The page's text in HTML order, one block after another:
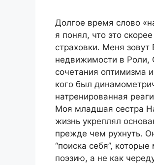
Долгое время слово
я понял, что это
страховки. Меня
недвижимости в Роли,
сочетания оптимизма
кого был
натренированная
Моя младшая сестра
жизнь укреплял
прежде чем рухнуть.
“поиска себя”,
поэзию, а не как